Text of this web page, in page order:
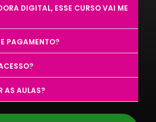
DIGITAL, ESSE CURSO VAI ME
PAGAMENTO?
AS AULAS?